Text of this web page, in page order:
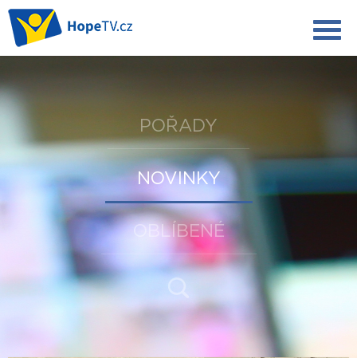
POŘADY
NOVINKY
OBLÍBENÉ